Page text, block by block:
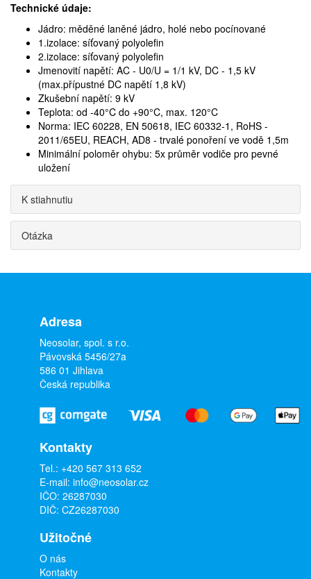
Technické údaje:
Jádro: měděné laněné jádro, holé nebo pocínované
1.izolace: síťovaný polyolefin
2.izolace: síťovaný polyolefin
Jmenovití napětí: AC - U0/U = 1/1 kV, DC - 1,5 kV
(max.přípustné DC napětí 1,8 kV)
Zkušební napětí: 9 kV
Teplota: od -40°C do +90°C, max. 120°C
Norma: IEC 60228, EN 50618, IEC 60332-1, RoHS -
2011/65EU, REACH, AD8 - trvalé ponoření ve vodě 1,5m
Minimální poloměr ohybu: 5x průměr vodiče pro pevné
uložení
K stiahnutiu
Otázka
Adresa
Neosolar, spol. s r.o.
Pávovská 5456/27a
586 01 Jihlava
Česká republika
Kontakty
Tel.: +420 567 313 652
E-mail: info@neosolar.cz
IČO: 26287030
DIČ: CZ26287030
Užitočné
O nás
Kontakty